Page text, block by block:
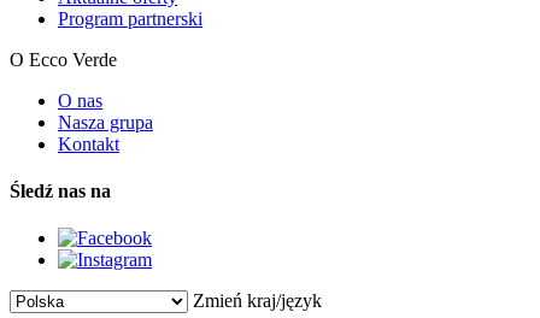
Program partnerski
O Ecco Verde
O nas
Nasza grupa
Kontakt
Śledź nas na
Zmień kraj/język